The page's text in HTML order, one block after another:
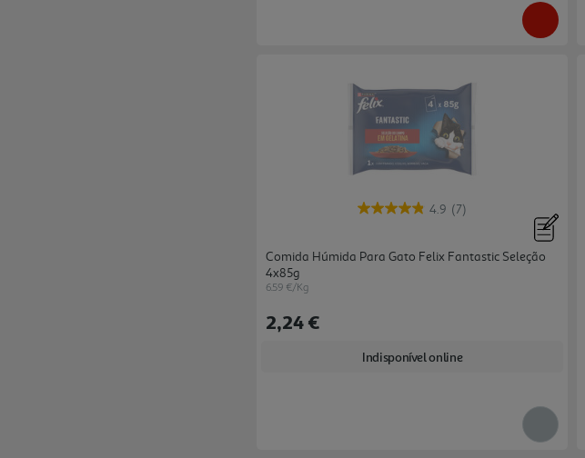
4.9 (7)
Comida Húmida Para Gato Felix Fantastic Seleção
4x85g
6.59 €/Kg
2,24 €
Indisponível online